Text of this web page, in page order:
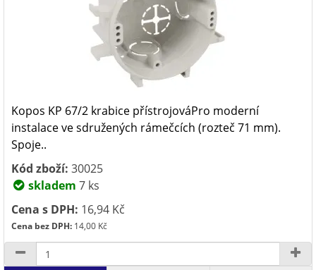
Kopos KP 67/2 krabice přístrojováPro moderní
instalace ve sdružených rámečcích (rozteč 71 mm).
Spoje..
Kód zboží: 30025
skladem 7 ks
Cena s DPH: 16,94 Kč
Cena bez DPH: 14,00 Kč